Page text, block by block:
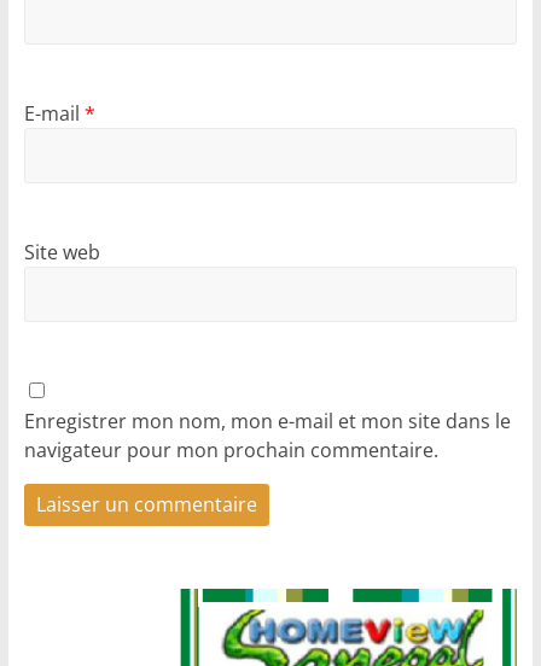
E-mail *
Site web
Enregistrer mon nom, mon e-mail et mon site dans le
navigateur pour mon prochain commentaire.